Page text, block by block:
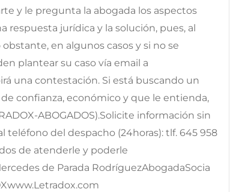
y le pregunta la abogada los aspectos
respuesta jurídica y la solución, pues, al
en algunos casos y si no se
plantear su caso vía email a
una contestación. Si está buscando un
confianza, económico y que le entienda,
ABOGADOS).Solicite información sin
teléfono del despacho (24horas): tlf. 645 958
de atenderle y poderle
de Parada RodríguezAbogadaSocia